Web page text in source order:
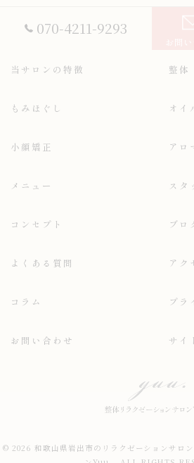
070-4211-9293
当サロンの特徴 整体
もみほぐし オイ
小顔矯正 アロ
メニュー スタ
コンセプト ブロ
よくある質問 アク
コラム プラ
お問い合わせ サイ
© 2026 和歌山県岩出市のリラクゼーションサロ